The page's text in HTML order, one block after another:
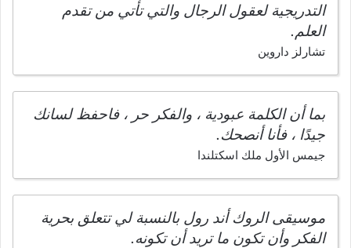
التدريجية لعقول الرجال والتي تأتي من تقدم
العلم.
تشارلز داروين
بما أن الكلمة عبودية ، والفكر حر ، فاحفظ لسانك
جيدًا ، فأنا أنصحك.
جيمس الأول ملك اسكتلندا
موسيقى الروك أند رول بالنسبة لي تتعلق بحرية
الفكر وأن تكون ما تريد أن تكونه.